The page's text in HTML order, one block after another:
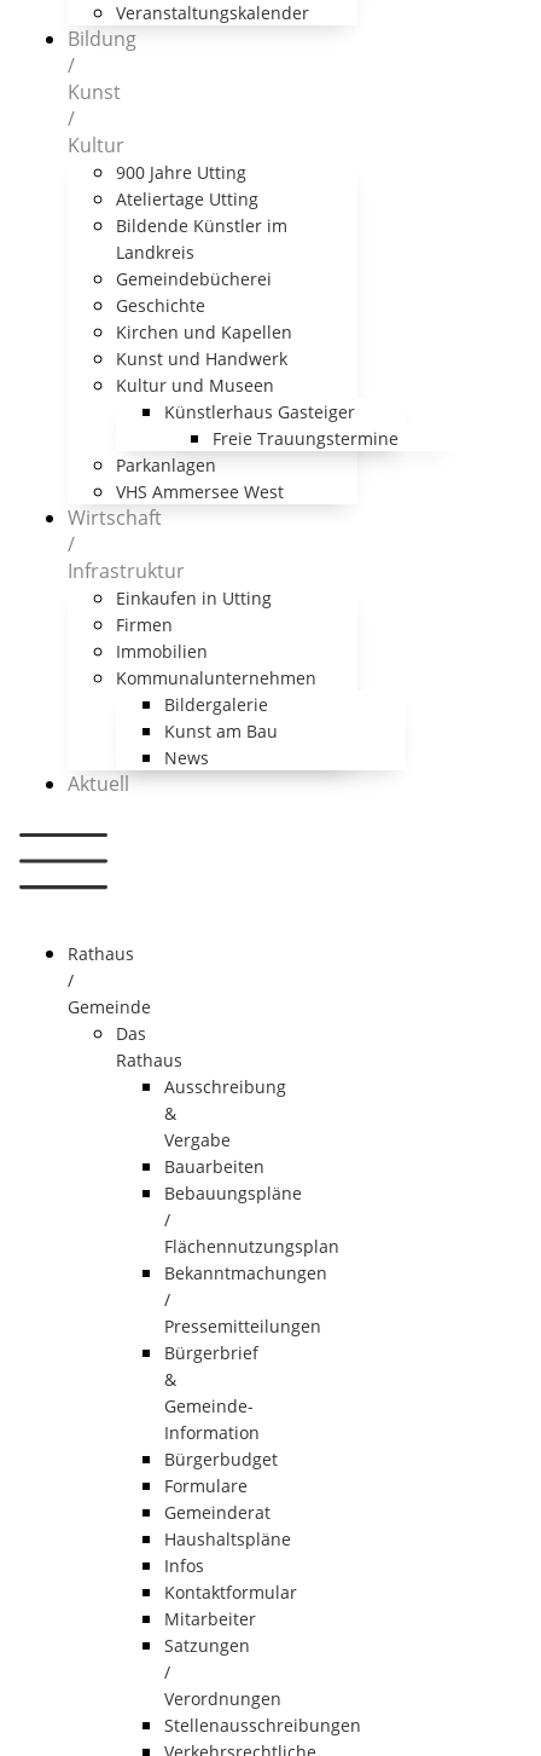
Veranstaltungskalender
Bildung
/
Kunst
/
Kultur
900 Jahre Utting
Ateliertage Utting
Bildende Künstler im
Landkreis
Gemeindebücherei
Geschichte
Kirchen und Kapellen
Kunst und Handwerk
Kultur und Museen
Künstlerhaus Gasteiger
Freie Trauungstermine
Parkanlagen
VHS Ammersee West
Wirtschaft
/
Infrastruktur
Einkaufen in Utting
Firmen
Immobilien
Kommunalunternehmen
Bildergalerie
Kunst am Bau
News
Aktuell
Rathaus
/
Gemeinde
Das
Rathaus
Ausschreibung
&
Vergabe
Bauarbeiten
Bebauungspläne
/
Flächennutzungsplan
Bekanntmachungen
/
Pressemitteilungen
Bürgerbrief
&
Gemeinde-
Information
Bürgerbudget
Formulare
Gemeinderat
Haushaltspläne
Infos
Kontaktformular
Mitarbeiter
Satzungen
/
Verordnungen
Stellenausschreibungen
Verkehrsrechtliche